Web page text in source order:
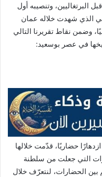
وتنصيبه أول
الذي شهدت خلاله عمان
وضمن نقاط تقريرنا التالي
في عصر بوسعيد:
حضاريًا، قدّمت خلالها
التي جعلت من سلطنة
الحضارات، لنتعرّف خلال